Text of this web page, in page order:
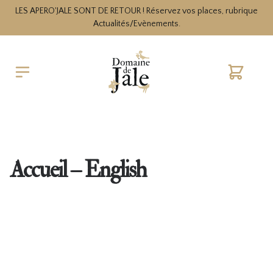
LES APERO'JALE SONT DE RETOUR ! Réservez vos places, rubrique
Actualités/Evènements.
Cart
Accueil – English